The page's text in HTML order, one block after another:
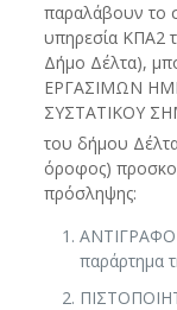
παραλάβουν το
υπηρεσία ΚΠΑ2
Δήμο Δέλτα),
ΕΡΓΑΣΙΜΩΝ
ΣΥΣΤΑΤΙΚΟΥ
του δήμου
όροφος)
πρόσληψης:
παράρτημα